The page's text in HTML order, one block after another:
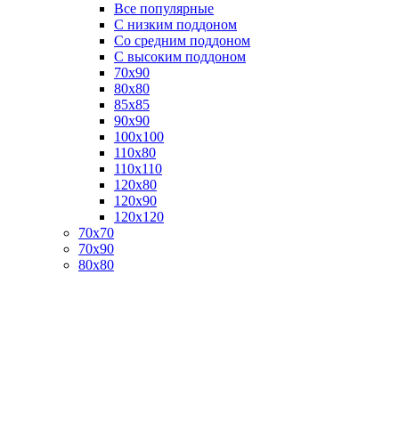
Все популярные
C низким поддоном
Со средним поддоном
С высоким поддоном
70х90
80х80
85х85
90х90
100х100
110х80
110х110
120х80
120х90
120х120
70х70
70х90
80х80